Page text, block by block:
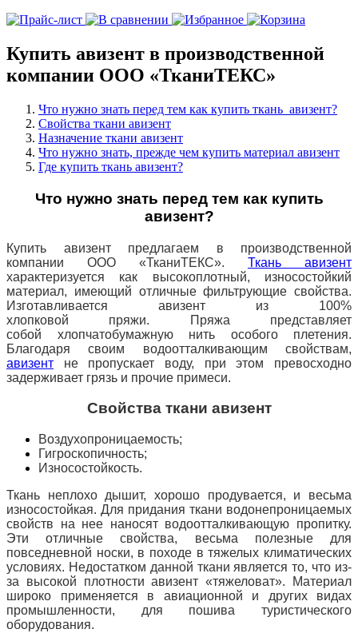
Купить авизент в производственной
компании ООО «ТканиТЕКС»
Что нужно знать перед тем как купить ткань авизент?
Свойства ткани авизент
Назначение ткани авизент
Что нужно знать, прежде чем купить материал авизент
Где купить ткань авизент?
Что нужно знать перед тем как купить
авизент?
Купить авизент предлагаем в производственной
компании ООО «ТканиТЕКС». Ткань авизент
характеризуется как высокоплотный, износостойкий
материал, имеющий отличные фильтрующие свойства.
Изготавливается авизент из 100%
хлопковой пряжи. Пряжа представляет
собой хлопчатобумажную нить особого плетения.
Благодаря своим водоотталкивающим свойствам,
авизент не пропускает воду, при этом превосходно
задерживает грязь и прочие примеси.
Свойства ткани авизент
Воздухопроницаемость;
Гигроскопичность;
Износостойкость.
Ткань неплохо дышит, хорошо продувается, и весьма
износостойкая. Для придания ткани водонепроницаемых
свойств на нее наносят водоотталкивающую пропитку.
Эти отличные свойства, весьма полезные для
повседневной носки, в походе в тяжелых климатических
условиях. Недостатком данной ткани является то, что из-
за высокой плотности авизент «тяжеловат». Материал
широко применяется в авиационной и других видах
промышленности, для пошива туристического
оборудования.